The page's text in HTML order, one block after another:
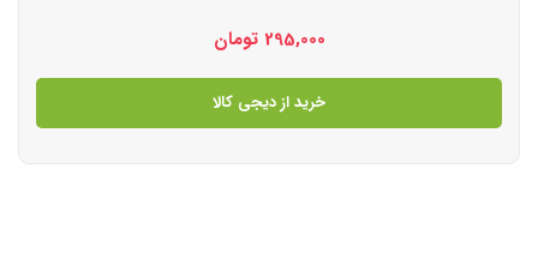
295,000 تومان
خرید از دیجی کالا